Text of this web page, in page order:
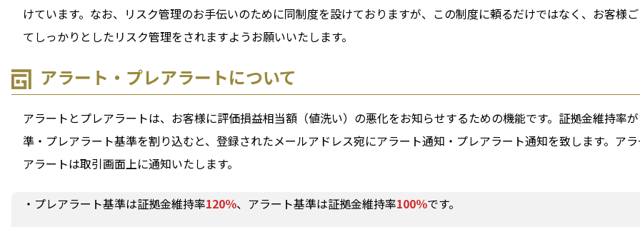
けています。なお、リスク管理のお手伝いのために同制度を設けておりますが、この制度に頼るだけではなく、お客様
てしっかりとしたリスク管理をされますようお願いいたします。
アラート・プレアラートについて
アラートとプレアラートは、お客様に評価損益相当額（値洗い）の悪化をお知らせするための機能です。証拠金維持率
準・プレアラート基準を割り込むと、登録されたメールアドレス宛にアラート通知・プレアラート通知を致します。ア
アラートは取引画面上に通知いたします。
・プレアラート基準は証拠金維持率120％、アラート基準は証拠金維持率100％です。